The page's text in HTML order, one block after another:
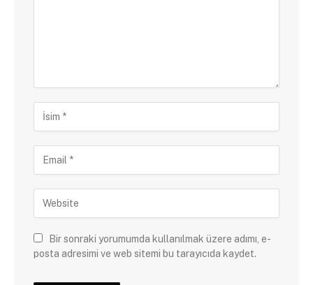
Bir sonraki yorumumda kullanılmak üzere adımı, e-
posta adresimi ve web sitemi bu tarayıcıda kaydet.